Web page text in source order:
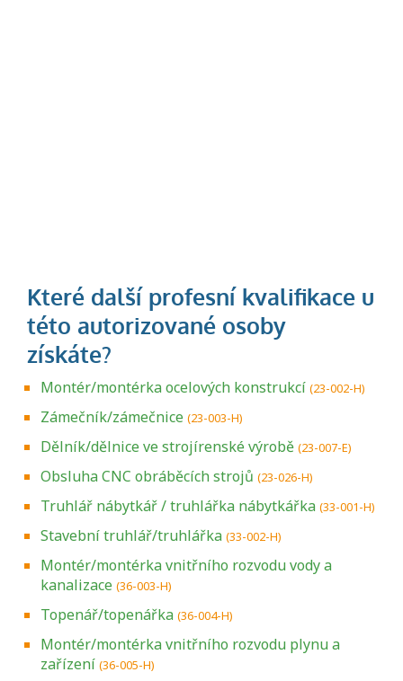
Montér/montérka ocelových konstrukcí (23-002-H)
Zámečník/zámečnice (23-003-H)
Dělník/dělnice ve strojírenské výrobě (23-007-E)
Obsluha CNC obráběcích strojů (23-026-H)
Truhlář nábytkář / truhlářka nábytkářka (33-001-H)
Stavební truhlář/truhlářka (33-002-H)
Montér/montérka vnitřního rozvodu vody a
kanalizace (36-003-H)
Topenář/topenářka (36-004-H)
Montér/montérka vnitřního rozvodu plynu a
zařízení (36-005-H)